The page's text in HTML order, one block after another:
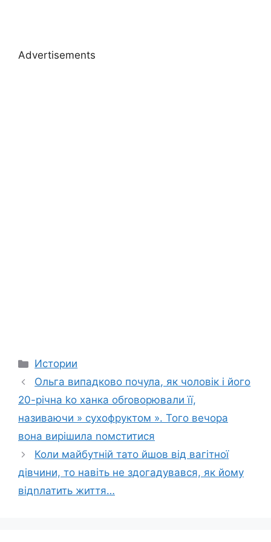
Advertisements
Categories
Истории
Ольга випадково почула, як чоловік і його
20-річна kо ханка обrоворювали її,
називаючи » сухофруктом ». Того вечора
вона вирішила nомститися
Коли майбутній тато йшов від вагітної
дівчини, то навіть не здогадувався, як йому
відnлатить життя…